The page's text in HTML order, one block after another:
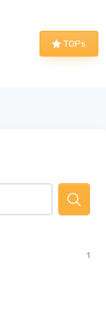
TOPs
1